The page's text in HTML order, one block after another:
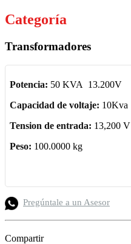
Categoría
Transformadores
Potencia: 50 KVA 13.200V
Capacidad de voltaje: 10Kva
Tension de entrada: 13,200 V
Peso: 100.0000 kg
Pregúntale a un Asesor
Compartir